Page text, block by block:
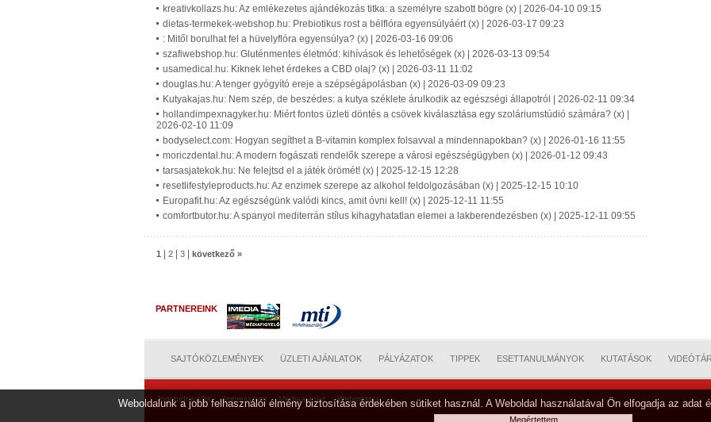
kreativkollazs.hu: Az emlékezetes ajándékozás titka: a személyre szabott bögre (x) | 2026-04-10 09:15
dietas-termekek-webshop.hu: Prebiotikus rost a bélflóra egyensúlyáért (x) | 2026-03-17 09:23
: Mitől borulhat fel a hüvelyflóra egyensúlya? (x) | 2026-03-16 09:06
szafiwebshop.hu: Gluténmentes életmód: kihívások és lehetőségek (x) | 2026-03-13 09:54
usamedical.hu: Kiknek lehet érdekes a CBD olaj? (x) | 2026-03-11 11:02
douglas.hu: A tenger gyógyító ereje a szépségápolásban (x) | 2026-03-09 09:23
Kutyakajas.hu: Nem szép, de beszédes: a kutya széklete árulkodik az egészségi állapotról | 2026-02-11 09:34
hollandimpexnagyker.hu: Miért fontos üzleti döntés a csövek kiválasztása egy szoláriumstúdió számára? (x) |
2026-02-10 11:09
bodyselect.com: Hogyan segíthet a B-vitamin komplex folsavval a mindennapokban? (x) | 2026-01-16 11:55
moriczdental.hu: A modern fogászati rendelők szerepe a városi egészségügyben (x) | 2026-01-12 09:43
tarsasjatekok.hu: Ne felejtsd el a játék örömét! (x) | 2025-12-15 12:28
resetlifestyleproducts.hu: Az enzimek szerepe az alkohol feldolgozásában (x) | 2025-12-15 10:10
Europafit.hu: Az egészségünk valódi kincs, amit óvni kell! (x) | 2025-12-11 11:55
comfortbutor.hu: A spanyol mediterrán stílus kihagyhatatlan elemei a lakberendezésben (x) | 2025-12-11 09:55
1 2 3 következő »
PARTNEREINK
SAJTÓKÖZLEMÉNYEK ÜZLETI AJÁNLATOK PÁLYÁZATOK TIPPEK ESETTANULMÁNYOK KUTATÁSOK VIDEÓTÁR
Jogi tudnivalók Impresszum Médiaajánlat Webmester
Weboldalunk a jobb felhasználói élmény biztosítása érdekében sütiket használ. A Weboldal használatával Ön elfogadja az